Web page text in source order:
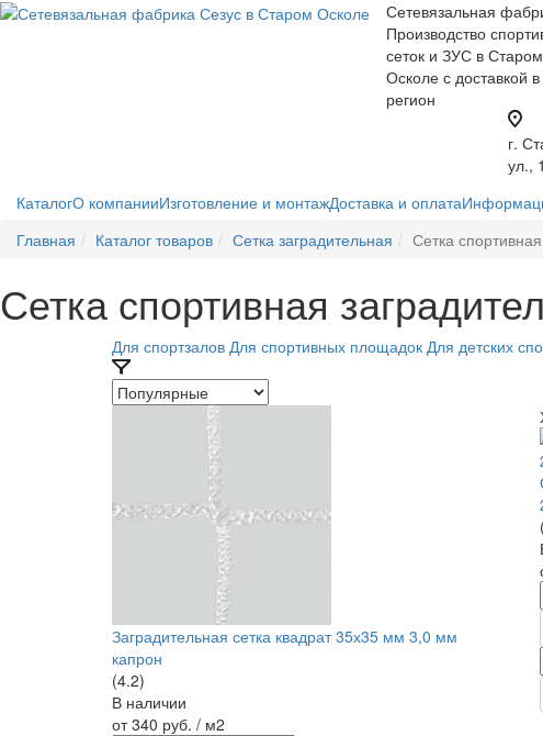
Сетевязальная
Производство
сеток и ЗУС в Старом
Осколе с доставкой
регион
г.
ул.,
КаталогО компанииИзготовление и монтажДоставка и оплата
Главная
Каталог товаров Сетка заградительная Сетка
Сетка спортивная
Для спортзалов Для спортивных площадок Для детских
Заградительная сетка квадрат 35х35 мм 3,0 мм
капрон
(4.2)
В наличии
от 340 руб. / м2